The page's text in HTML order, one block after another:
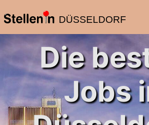
DÜSSELDORF
Die
Jobs